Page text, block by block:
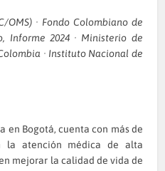
OMS) · Fondo Colombiano de
Informe 2024 · Ministerio de
· Instituto Nacional de
en Bogotá, cuenta con más de
la atención médica de alta
mejorar la calidad de vida de